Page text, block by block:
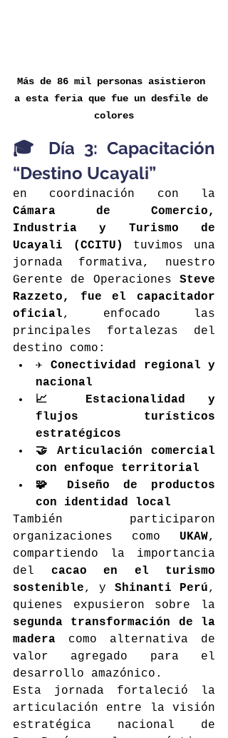
Más de 86 mil personas asistieron
a esta feria que fue un desfile de
colores
🎓 Día 3: Capacitación
“Destino Ucayali”
Cámara de Comercio,
Industria y Turismo de
Ucayali (CCITU) tuvimos una
jornada formativa, nuestro
Gerente de Operaciones Steve
Razzeto, fue el capacitador
oficial, enfocado las
principales fortalezas del
destino como:
✈️ Conectividad regional y
nacional
📈 Estacionalidad y
flujos turísticos
estratégicos
🤝 Articulación comercial
con enfoque territorial
🧩 Diseño de productos
con identidad local
También participaron
organizaciones como UKAW,
compartiendo la importancia
del cacao en el turismo
sostenible, y Shinanti Perú,
segunda transformación de la
madera como alternativa de
valor agregado para el
desarrollo amazónico.
Esta jornada fortaleció la
articulación entre la visión
estratégica nacional de